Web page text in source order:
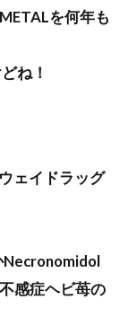
を何年も
ね！
ェイドラッグ
Necronomidol
感症ヘビ苺の